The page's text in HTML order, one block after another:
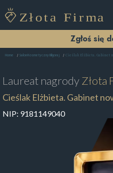
Zgłoś się
Home Salon Kosmetyczny Biłgoraj Cieślak Elżbieta. Gabinet
Laureat nagrodyZłota
Cieślak Elżbieta. Gabinet
NIP: 9181149040